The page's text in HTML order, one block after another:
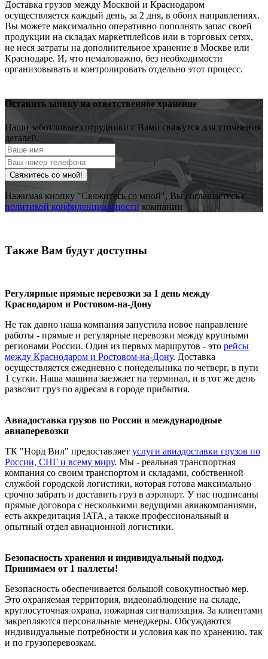
Доставка грузов между Москвой и Краснодаром
осуществляется каждый день, за 2 дня, в обоих направлениях.
Вы можете максимально оперативно пополнять запас своей
продукции на складах маркетплейсов или в торговых сетях,
не неся затраты на дополнительное хранение в Москве или
Краснодаре. И, что немаловажно, без необходимости
организовывать и контролировать отдельно этот процесс.
Оставить заявку на ответственное хранение
Наши заботливые сотрудники с Вами свяжутся для уточнения
деталей.
Свяжитесь со мной!
Нажимая кнопку "Свяжитесь со мной", Вы соглашаетесь с
политикой конфиденциальности компании
Также Вам будут доступны
Регулярные прямые перевозки за 1 день между
Краснодаром и Ростовом-на-Дону
Не так давно наша компания запустила новое направление
работы - прямые и регулярные перевозки между крупными
регионами России. Один из первых маршрутов - это рейсы
между Краснодаром и Ростовом-на-Дону. Доставка
осуществляется ежедневно с понедельника по четверг, в пути
1 сутки. Наша машина заезжает на терминал, и в тот же день
развозит груз по адресам в городе прибытия.
Авиадоставка грузов по России и международные
авиаперевозки
ТК "Норд Вил" предоставляет услуги авиадоставки грузов по
России, СНГ и всему миру. Мы - реальная транспортная
компания со своим транспортом и складами, собственной
службой городской логистики, которая готова максимально
срочно забрать и доставить груз в аэропорт. У нас подписаны
прямые договора с несколькими ведущими авиакомпаниями,
есть аккредитация IATA, а также профессиональный и
опытный отдел авиационной логистики.
Безопасность хранения и индивидуальный подход.
Принимаем от 1 паллеты!
Безопасность обеспечивается большой совокупностью мер.
Это охраняемая территория, видеонаблюдение на складе,
круглосуточная охрана, пожарная сигнализация. За клиентами
закрепляются персональные менеджеры. Обсуждаются
индивидуальные потребности и условия как по хранению, так
и по грузоперевозкам.